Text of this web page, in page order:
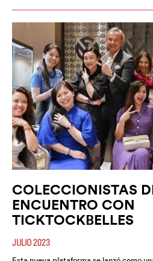
COLECCIONISTAS
ENCUENTRO CON
TICKTOCKBELLES
JULIO 2023